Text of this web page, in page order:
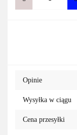
Opinie
Wysyłka w ciągu
Cena przesyłki